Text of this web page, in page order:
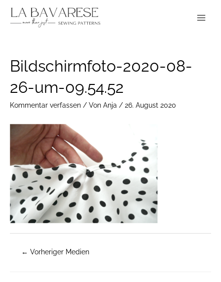
Inhalt
Bildschirmfoto-2020-08-
26-um-09.54.52
Kommentar verfassen / Von Anja / 26. August 2020
navigation
← Vorheriger Medien